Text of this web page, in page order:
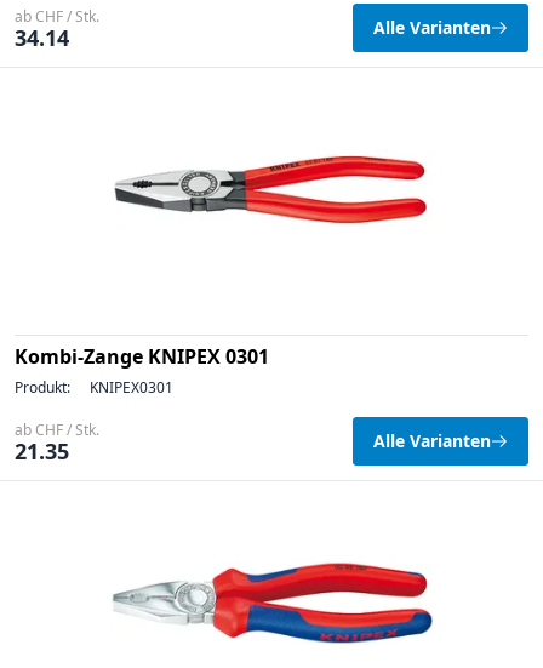
ab CHF / Stk.
34.14 Alle Varianten
Kombi-Zange KNIPEX 0301
Produkt: KNIPEX0301
ab CHF / Stk.
21.35 Alle Varianten